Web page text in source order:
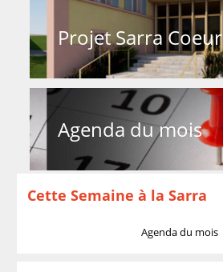
Projet Sarra Coeur
Agenda du mois
Cette Semaine à la Sarra
Agenda du mois